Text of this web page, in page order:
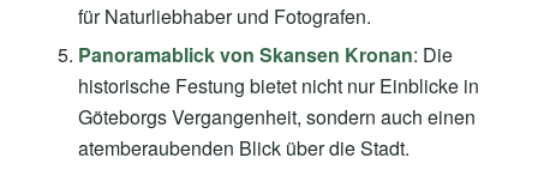
für Naturliebhaber und Fotografen.
Panoramablick von Skansen Kronan: Die
historische Festung bietet nicht nur Einblicke in
Göteborgs Vergangenheit, sondern auch einen
atemberaubenden Blick über die Stadt.